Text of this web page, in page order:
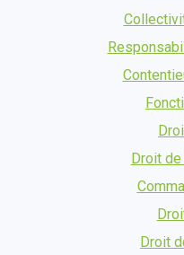
Droit
Droit